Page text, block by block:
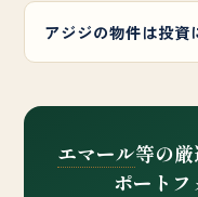
アジジの物件は投資
エマール等の
ポート